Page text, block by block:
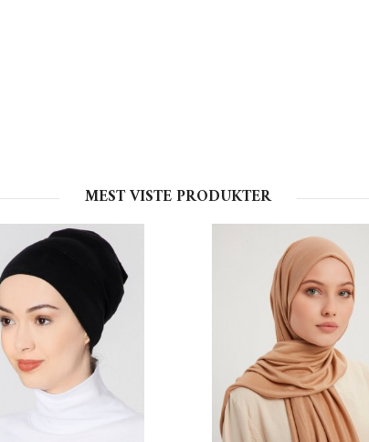
MEST VISTE PRODUKTER